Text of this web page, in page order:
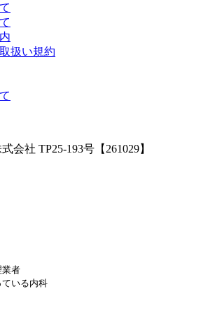
扱い規約
会社 TP25-193号【261029】
業者
いる内科